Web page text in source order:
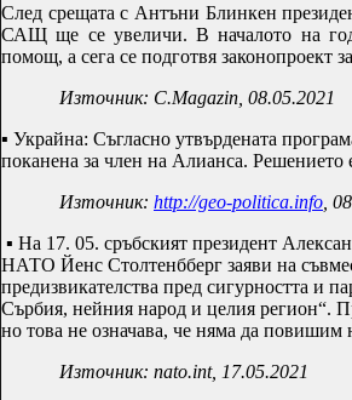
След срещата с Антъни Блинкен
САЩ ще се увеличи. В началото на
помощ, а сега се подготвя законопроект
Източник: C.Magazin 08.05.2021
▪ Украйна: Съгласно утвърдената
поканена за член на Алианса. Решението
Източник: http://geo-politica.info ,
▪ На 17. 05. сръбският президент
НАТО Йенс Столтенбберг заяви на
предизвикателства пред сигурността и
Сърбия, нейния народ и целия регион“.
но това не означава, че няма да повишим
Източник: nato.int, 17.05.2021